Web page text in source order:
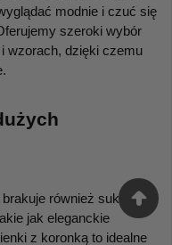
modnie i czuć się
szeroki wybór
wzorach, dzięki czemu
również sukienek
jak eleganckie
z koronką to idealne